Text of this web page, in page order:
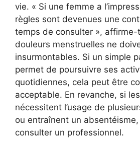
vie. « Si une femme a
règles sont devenues une
temps de consulter »,
douleurs menstruelles ne
insurmontables. Si un simple
permet de poursuivre ses
quotidiennes, cela peut être
acceptable. En revanche, si
nécessitent l’usage de
ou entraînent un
consulter un professionnel.